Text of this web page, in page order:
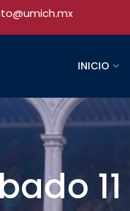
INICIO